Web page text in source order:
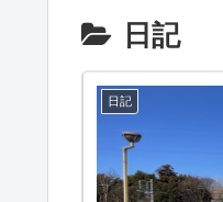
日記
日記